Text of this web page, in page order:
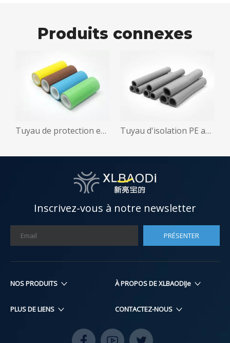
Produits connexes
Tuyau de protection en PE pour aire de jeux intérieure Tuyau d'isolation PE avec deux couches seulement
Inscrivez-vous à notre newsletter
PRÉSENTER
NOS PRODUITS​​​​​​​ À PROPOS DE XLBAODIJe
PLUS DE LIENS CONTACTEZ-NOUS